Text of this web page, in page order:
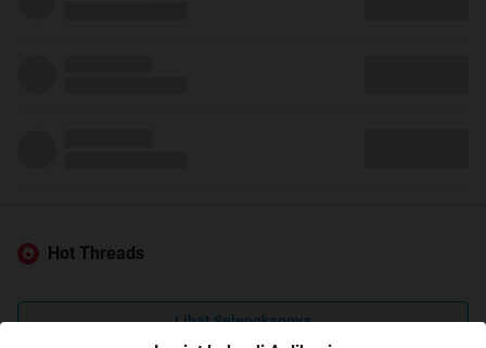
Hot Threads
Lihat Selengkapnya